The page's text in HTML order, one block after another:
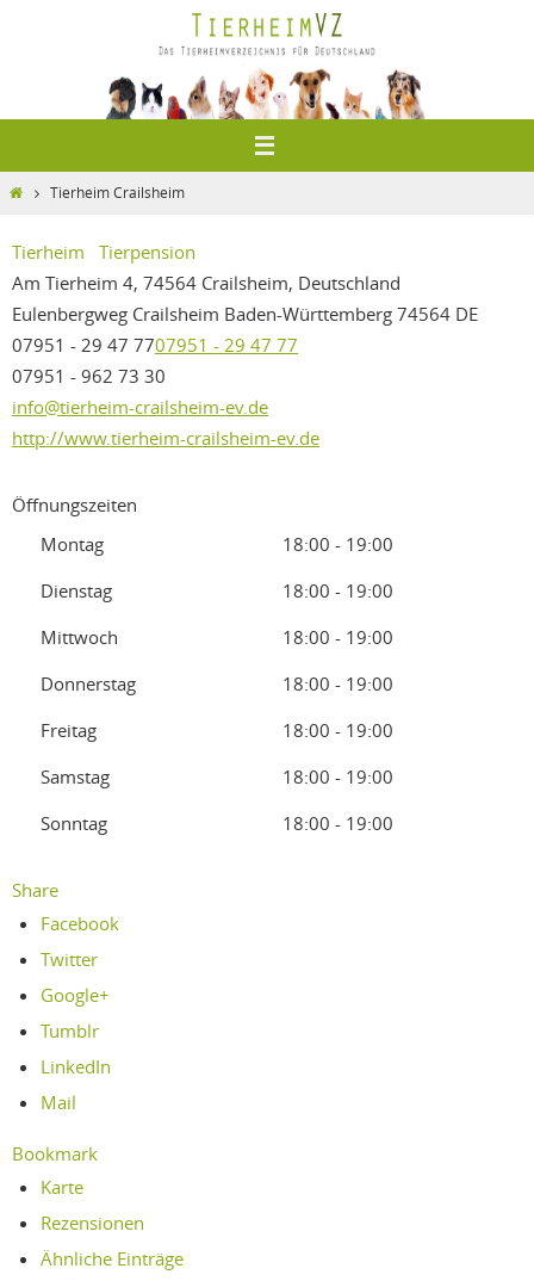
HomeTierheim Crailsheim
Tierheim
Tierpension
Am Tierheim 4, 74564 Crailsheim, Deutschland
Eulenbergweg Crailsheim Baden-Württemberg 74564 DE
07951 - 29 47 7707951 - 29 47 77
07951 - 962 73 30
info@tierheim-crailsheim-ev.de
http://www.tierheim-crailsheim-ev.de
Öffnungszeiten
Montag
18:00 - 19:00
Dienstag
18:00 - 19:00
Mittwoch
18:00 - 19:00
Donnerstag
18:00 - 19:00
Freitag
18:00 - 19:00
Samstag
18:00 - 19:00
Sonntag
18:00 - 19:00
Share
Facebook
Twitter
Google+
Tumblr
LinkedIn
Mail
Bookmark
Karte
Rezensionen
Ähnliche Einträge